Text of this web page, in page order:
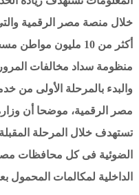
أكثر من 10 مليون
منظومة سداد مخالفات المرور
والبدء بالمرحلة الأولى من
مصر الرقمية، موضحا أن
تستهدف خلال المرحلة
الضوئية فى كل محافظات
الداخلية لمكالمات